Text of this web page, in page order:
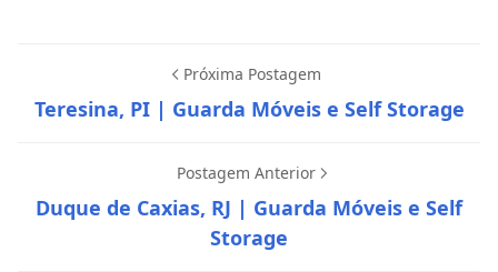
Próxima Postagem
Teresina, PI | Guarda Móveis e Self Storage
Postagem Anterior
Duque de Caxias, RJ | Guarda Móveis e Self
Storage